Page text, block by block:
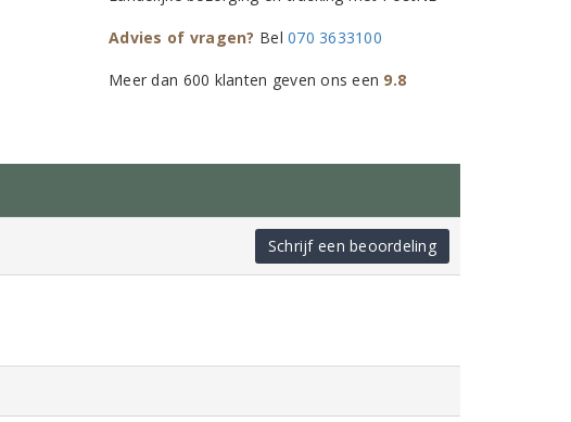
Advies of vragen? Bel070 3633100
Meer dan 600 klanten geven ons een 9.8
Schrijf een beoordeling